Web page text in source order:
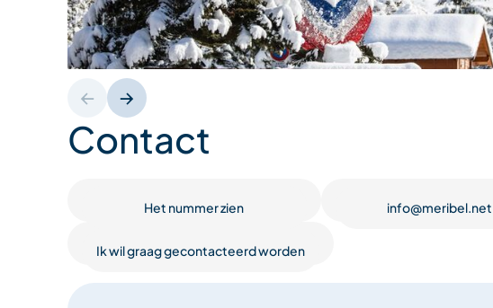
Contact
Het nummer zien info@meribel.net
Ik wil graag gecontacteerd worden